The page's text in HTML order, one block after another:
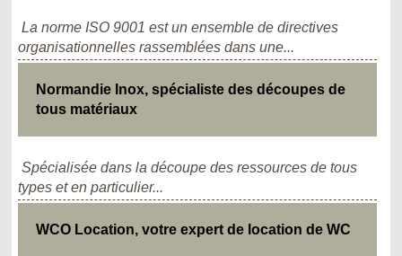
La norme ISO 9001 est un ensemble de directives
organisationnelles rassemblées dans une...
Normandie Inox, spécialiste des découpes de
tous matériaux
Spécialisée dans la découpe des ressources de tous
types et en particulier...
WCO Location, votre expert de location de WC